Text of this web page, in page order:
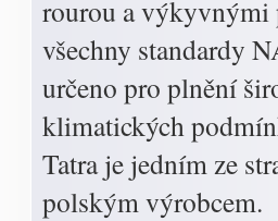
rourou a výkyvnými
všechny standardy
určeno pro plnění
klimatických
Tatra je jedním ze
polským výrobcem.